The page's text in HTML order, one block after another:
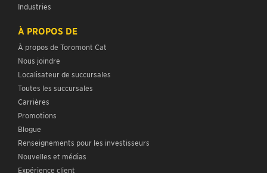
Industries
À PROPOS DE
À propos de Toromont Cat
Nous joindre
Localisateur de succursales
Toutes les succursales
Carrières
Promotions
Blogue
Renseignements pour les investisseurs
Nouvelles et médias
Expérience client